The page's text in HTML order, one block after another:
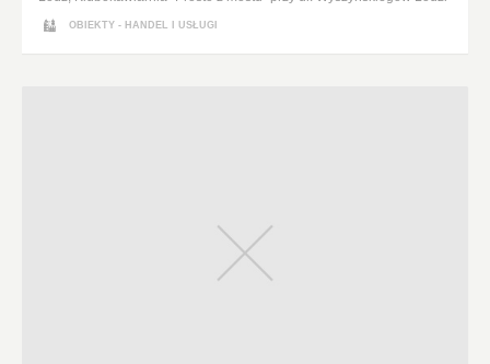
OBIEKTY - HANDEL I USŁUGI